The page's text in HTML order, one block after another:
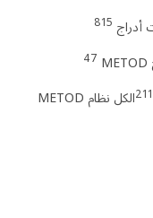
815
47
الكل نظام METOD